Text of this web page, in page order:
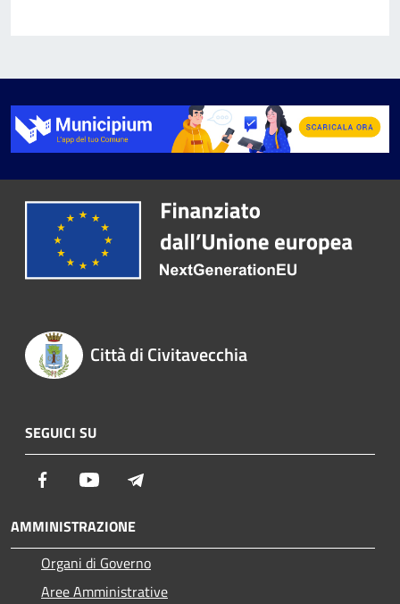
Città di Civitavecchia
SEGUICI SU
Facebook Youtube
AMMINISTRAZIONE
Organi di Governo
Aree Amministrative